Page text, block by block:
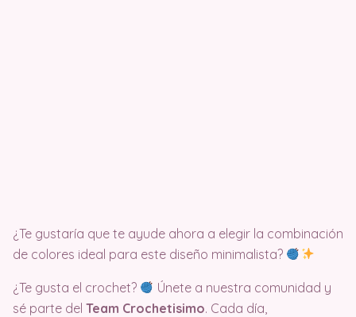
¿Te gustaría que te ayude ahora a elegir la combinación
de colores ideal para este diseño minimalista?
¿Te gusta el crochet?
Únete a nuestra comunidad y
sé parte del Team Crochetisimo. Cada día,